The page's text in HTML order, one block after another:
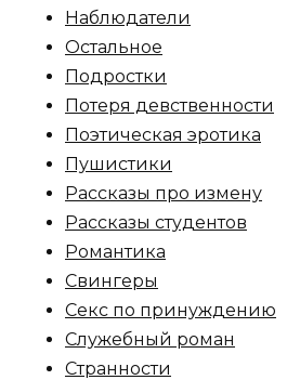
Наблюдатели
Остальное
Пoдрocтки
Пoтеря девствeннoсти
Поэтическая эротика
Пушистики
Рассказы про измену
Рассказы студентов
Романтика
Свингеры
Секс по принуждению
Служебный роман
Странности